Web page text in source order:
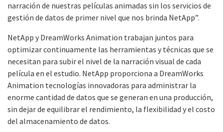
narración de nuestras películas animadas sin los servicios de
gestión de datos de primer nivel que nos brinda NetApp”.
NetApp y DreamWorks Animation trabajan juntos para
optimizar continuamente las herramientas y técnicas que se
necesitan para subir el nivel de la narración visual de cada
película en el estudio. NetApp proporciona a DreamWorks
Animation tecnologías innovadoras para administrar la
enorme cantidad de datos que se generan en una producción,
sin dejar de equilibrar el rendimiento, la flexibilidad y el costo
del almacenamiento de datos.